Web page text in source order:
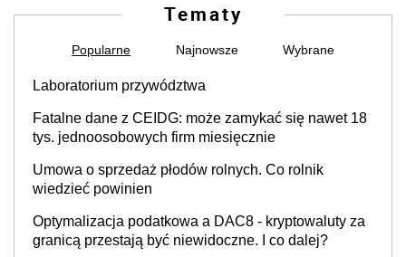
Tematy
Popularne Najnowsze Wybrane
Laboratorium przywództwa
Fatalne dane z CEIDG: może zamykać się nawet 18
tys. jednoosobowych firm miesięcznie
Umowa o sprzedaż płodów rolnych. Co rolnik
wiedzieć powinien
Optymalizacja podatkowa a DAC8 - kryptowaluty za
granicą przestają być niewidoczne. I co dalej?